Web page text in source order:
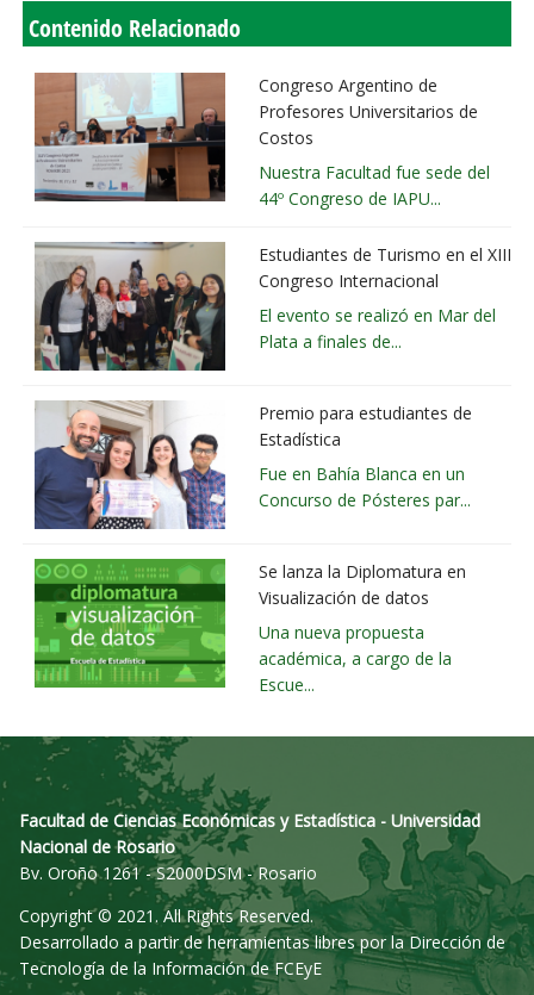
Contenido Relacionado
Congreso Argentino de
Profesores Universitarios de
Costos
Nuestra Facultad fue sede del
44º Congreso de IAPU...
Estudiantes de Turismo en el XIII
Congreso Internacional
El evento se realizó en Mar del
Plata a finales de...
Premio para estudiantes de
Estadística
Fue en Bahía Blanca en un
Concurso de Pósteres par...
Se lanza la Diplomatura en
Visualización de datos
Una nueva propuesta
académica, a cargo de la
Escue...
Facultad de Ciencias Económicas y Estadística - Universidad
Nacional de Rosario
Bv. Oroño 1261 - S2000DSM - Rosario
Copyright © 2021. All Rights Reserved.
Desarrollado a partir de herramientas libres por la Dirección de
Tecnología de la Información de FCEyE